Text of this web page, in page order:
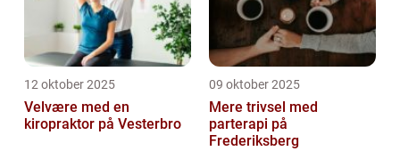
12 oktober 2025
Velvære med en
kiropraktor på Vesterbro
09 oktober 2025
Mere trivsel med
parterapi på
Frederiksberg